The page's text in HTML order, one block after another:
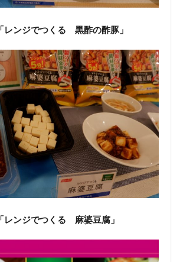
「レンジでつくる 黒酢の酢豚」
「レンジでつくる 麻婆豆腐」